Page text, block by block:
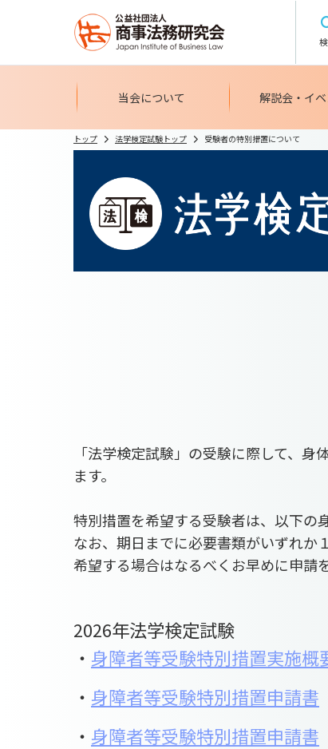
当会について 解説会・イ
トップ 法学検定試験トップ 受験者の特別措置について
「法学検定試験」の受験に際して、
ます。
特別措置を希望する受験者は、以下の
なお、期日までに必要書類がいずれか
希望する場合はなるべくお早めに申請
2026年法学検定試験
・ 身障者等受験特別措置実施概
・ 身障者等受験特別措置申請書
・ 身障者等受験特別措置申請書